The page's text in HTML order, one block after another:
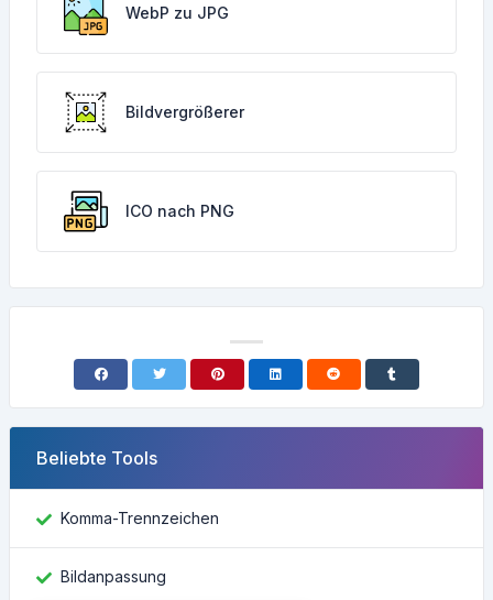
WebP zu JPG
Bildvergrößerer
ICO nach PNG
Beliebte Tools
Komma-Trennzeichen
Bildanpassung